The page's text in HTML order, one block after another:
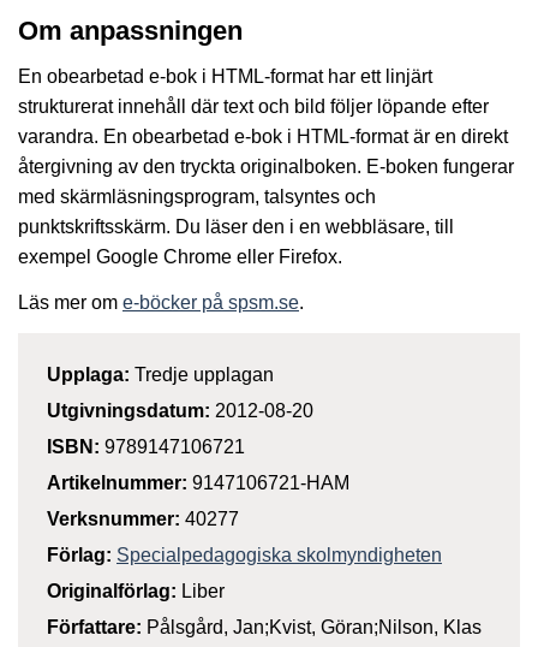
Om anpassningen
En obearbetad e-bok i HTML-format har ett linjärt
strukturerat innehåll där text och bild följer löpande efter
varandra. En obearbetad e-bok i HTML-format är en direkt
återgivning av den tryckta originalboken. E-boken fungerar
med skärmläsningsprogram, talsyntes och
punktskriftsskärm. Du läser den i en webbläsare, till
exempel Google Chrome eller Firefox.
Läs mer om e-böcker på spsm.se.
Upplaga: Tredje upplagan
Utgivningsdatum: 2012-08-20
ISBN: 9789147106721
Artikelnummer: 9147106721-HAM
Verksnummer: 40277
Förlag: Specialpedagogiska skolmyndigheten
Originalförlag: Liber
Författare: Pålsgård, Jan;Kvist, Göran;Nilson, Klas